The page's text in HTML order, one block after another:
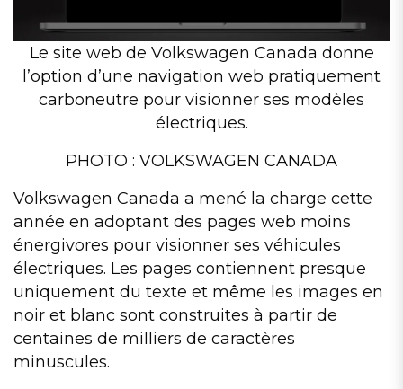
Le site web de Volkswagen Canada donne
l’option d’une navigation web pratiquement
carboneutre pour visionner ses modèles
électriques.
PHOTO : VOLKSWAGEN CANADA
Volkswagen Canada a mené la charge cette
année en adoptant des pages web moins
énergivores pour visionner ses véhicules
électriques. Les pages contiennent presque
uniquement du texte et même les images en
noir et blanc sont construites à partir de
centaines de milliers de caractères
minuscules.